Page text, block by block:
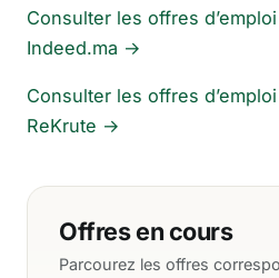
Consulter les offres
Indeed.ma →
Consulter les offres
ReKrute →
Offres en cours
Parcourez les offres